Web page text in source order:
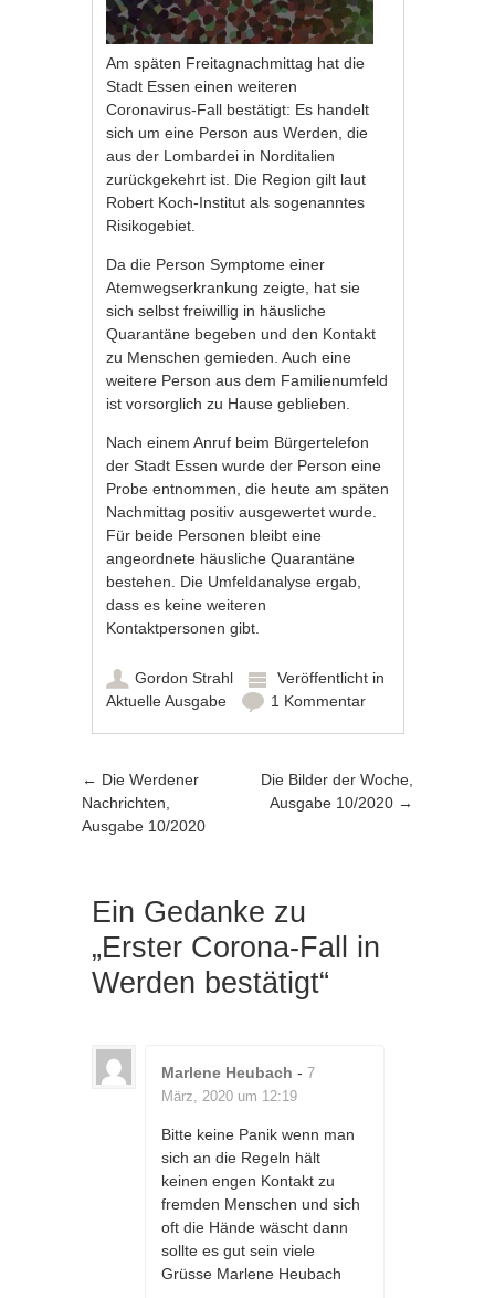
Am späten Freitagnachmittag hat die
Stadt Essen einen weiteren
Coronavirus-Fall bestätigt: Es handelt
sich um eine Person aus Werden, die
aus der Lombardei in Norditalien
zurückgekehrt ist. Die Region gilt laut
Robert Koch-Institut als sogenanntes
Risikogebiet.
Da die Person Symptome einer
Atemwegserkrankung zeigte, hat sie
sich selbst freiwillig in häusliche
Quarantäne begeben und den Kontakt
zu Menschen gemieden. Auch eine
weitere Person aus dem Familienumfeld
ist vorsorglich zu Hause geblieben.
Nach einem Anruf beim Bürgertelefon
der Stadt Essen wurde der Person eine
Probe entnommen, die heute am späten
Nachmittag positiv ausgewertet wurde.
Für beide Personen bleibt eine
angeordnete häusliche Quarantäne
bestehen. Die Umfeldanalyse ergab,
dass es keine weiteren
Kontaktpersonen gibt.
Gordon Strahl
Veröffentlicht in
Aktuelle Ausgabe
1 Kommentar
Artikel-Navigation
← Die Werdener
Nachrichten,
Ausgabe 10/2020
Die Bilder der Woche,
Ausgabe 10/2020 →
Ein Gedanke zu
„Erster Corona-Fall in
Werden bestätigt“
Marlene Heubach - 7
März, 2020 um 12:19
Bitte keine Panik wenn man
sich an die Regeln hält
keinen engen Kontakt zu
fremden Menschen und sich
oft die Hände wäscht dann
sollte es gut sein viele
Grüsse Marlene Heubach